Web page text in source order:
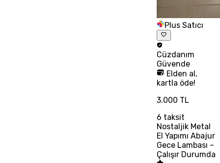
Plus Satıcı
Cüzdanım
Güvende
Elden al,
kartla öde!
3.000 TL
6 taksit
Nostaljik Metal
El Yapımı Abajur
Gece Lambası –
Çalışır Durumda